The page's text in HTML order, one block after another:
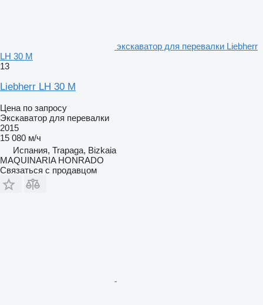
экскаватор для перевалки Liebherr
LH 30 M
13
Liebherr LH 30 M
Цена по запросу
Экскаватор для перевалки
2015
15 080 м/ч
Испания, Trapaga, Bizkaia
MAQUINARIA HONRADO
Связаться с продавцом